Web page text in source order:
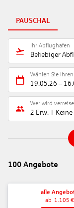
PAUSCHAL
Ihr Abflughafen
Beliebiger
Wählen Sie
19.05.26 –
Wer wird
2 Erw.
100 Angebote
alle
ab 1.105 €